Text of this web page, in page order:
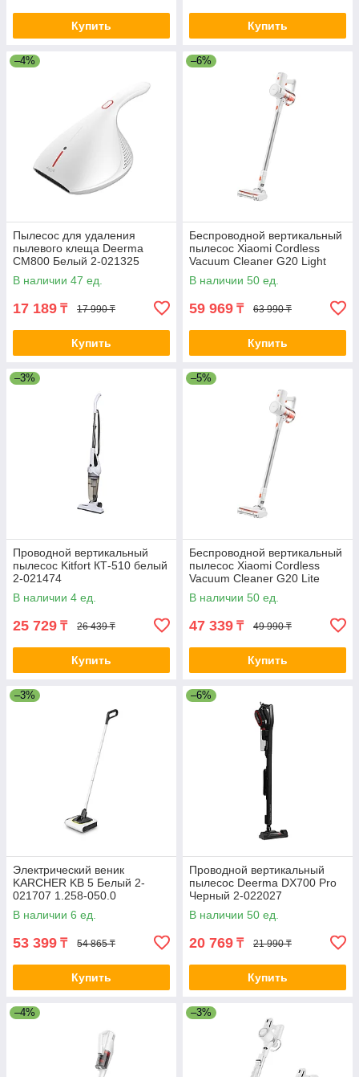
Купить Купить
–4%
Пылесос для удаления
пылевого клеща Deerma
CM800 Белый 2-021325
В наличии 47 ед.
17 189 ₸ 17 990 ₸
Купить
–6%
Беспроводной вертикальный
пылесос Xiaomi Cordless
Vacuum Cleaner G20 Light
Белый 2-021465 C203
В наличии 50 ед.
59 969 ₸ 63 990 ₸
Купить
–3%
Проводной вертикальный
пылесос Kitfort КТ-510 белый
2-021474
В наличии 4 ед.
25 729 ₸ 26 439 ₸
Купить
–5%
Беспроводной вертикальный
пылесос Xiaomi Cordless
Vacuum Cleaner G20 Lite
Белый 2-021593 C203
В наличии 50 ед.
47 339 ₸ 49 990 ₸
Купить
–3%
Электрический веник
KARCHER KB 5 Белый 2-
021707 1.258-050.0
В наличии 6 ед.
53 399 ₸ 54 865 ₸
Купить
–6%
Проводной вертикальный
пылесос Deerma DX700 Pro
Черный 2-022027
В наличии 50 ед.
20 769 ₸ 21 990 ₸
Купить
–4% –3%